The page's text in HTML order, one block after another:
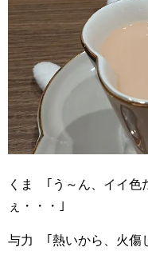
くま ｢う～ん、イイ色
ぇ・・・｣
与力 ｢熱いから、火傷